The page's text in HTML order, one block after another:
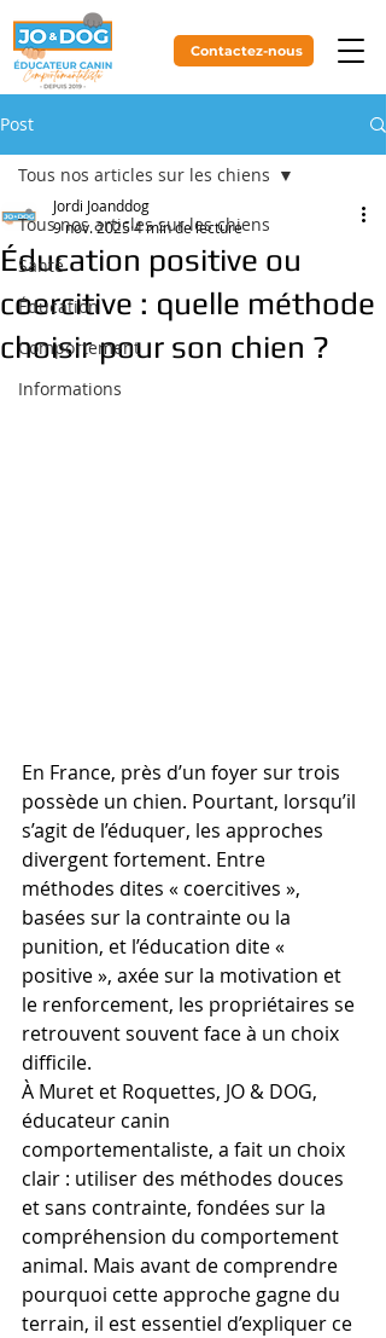
Contactez-nous
Post
Tous nos articles sur les chiens
Santé
Éducation
Comportement
Informations
Tous nos articles sur les chiens
Éducation positive ou
coercitive : quelle méthode
choisir pour son chien ?
Jordi Joanddog
9 nov. 20254 min de lecture
En France, près d’un foyer sur trois
possède un chien. Pourtant, lorsqu’il
s’agit de l’éduquer, les approches
divergent fortement. Entre
méthodes dites « coercitives »,
basées sur la contrainte ou la
punition, et l’éducation dite «
positive », axée sur la motivation et
le renforcement, les propriétaires se
retrouvent souvent face à un choix
difficile.
À Muret et Roquettes, JO & DOG,
éducateur canin
comportementaliste, a fait un choix
clair : utiliser des méthodes douces
et sans contrainte, fondées sur la
compréhension du comportement
animal. Mais avant de comprendre
pourquoi cette approche gagne du
terrain, il est essentiel d’expliquer ce